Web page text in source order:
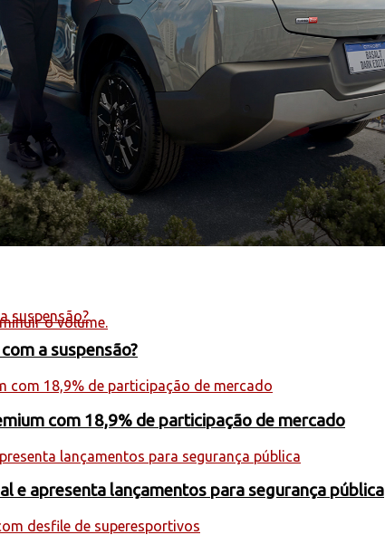
o volume.
a suspensão?
com 18,9% de participação de mercado
e apresenta lançamentos para segurança pública